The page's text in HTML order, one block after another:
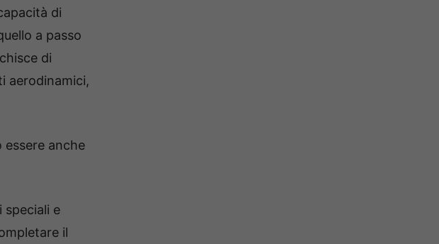
di
a passo
di
aerodinamici,
essere anche
speciali e
il